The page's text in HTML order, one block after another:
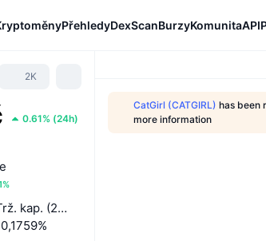
PřehledyDexScanBurzyKomunitaAPI
2K
0.61% (24h)
kap. (24 h)
0,1759%
CatGirl (CATGIRL) has been
more information